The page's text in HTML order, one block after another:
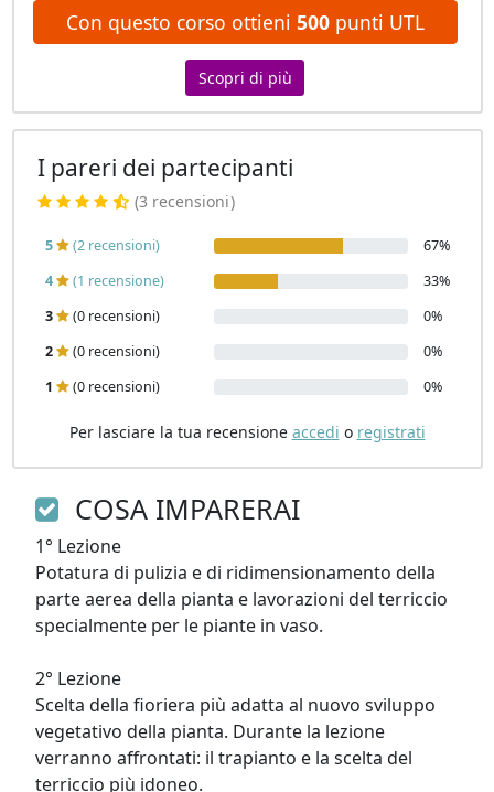
COSA IMPARERAI
1° Lezione
Potatura di pulizia e di ridimensionamento della
parte aerea della pianta e lavorazioni del terriccio
specialmente per le piante in vaso.
2° Lezione
Scelta della fioriera più adatta al nuovo sviluppo
vegetativo della pianta. Durante la lezione
verranno affrontati: il trapianto e la scelta del
terriccio più idoneo.
Con questo corso ottieni 500punti UTL
Scopri di più
I pareri dei partecipanti
(3 recensioni)
5 (2 recensioni)
67%
4
(1 recensione)
33%
3
(0 recensioni)
0%
2
(0 recensioni)
0%
1
(0 recensioni) 0%
Per lasciare la tua recensione accedi o registrati